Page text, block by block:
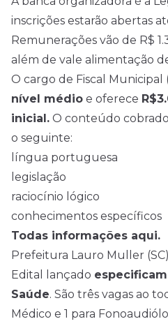
inscrições estarão abertas
Remunerações vão de R$
além de vale alimentação
O cargo de Fiscal Municipal
nível médio e oferece
inicial. O conteúdo
o seguinte:
língua portuguesa
legislação
raciocínio lógico
conhecimentos específicos
Todas informações aqui.
Prefeitura Lauro Muller (SC)
Edital lançado
Saúde. São três vagas ao
Médico e 1 para